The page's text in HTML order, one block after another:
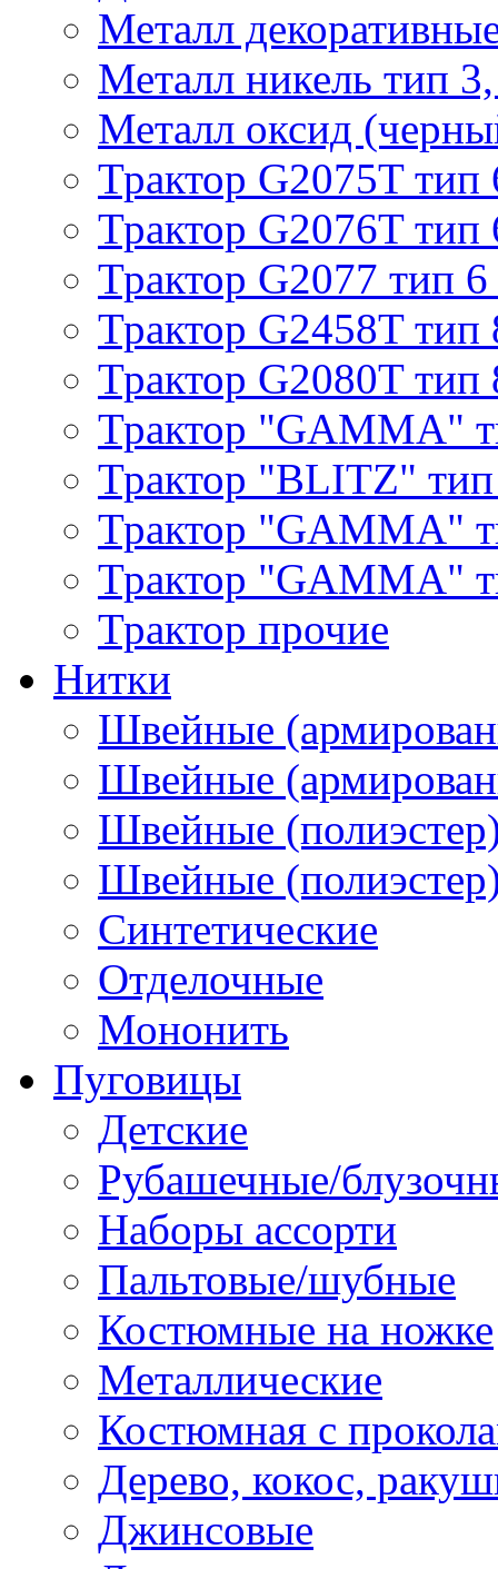
Металл
Металл никель тип
Металл оксид
Трактор G2075T тип
Трактор G2076T тип
Трактор G2077 тип 6
Трактор G2458T тип
Трактор G2080T тип
Трактор "GAMMA"
Трактор "BLITZ"
Трактор "GAMMA"
Трактор "GAMMA"
Трактор прочие
Нитки
Швейные
Швейные
Швейные
Швейные
Синтетические
Отделочные
Мононить
Пуговицы
Детские
Рубашечные/
Наборы ассорти
Пальтовые/шубные
Костюмные на ножке
Металлические
Костюмная с
Дерево, кокос,
Джинсовые